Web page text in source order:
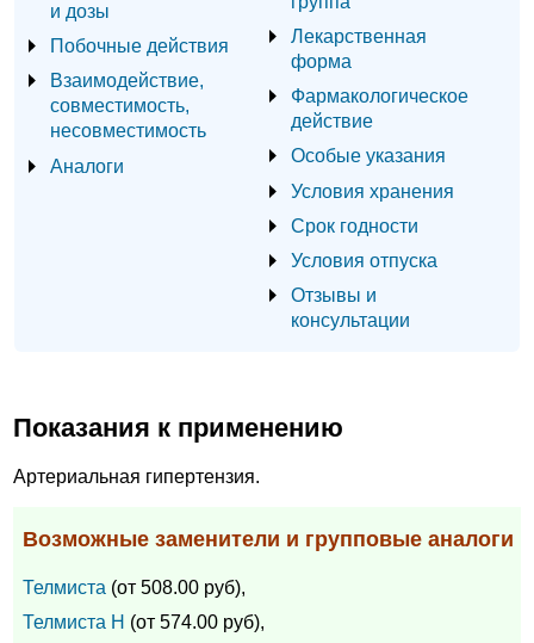
и дозы
Побочные действия
Взаимодействие,
совместимость,
несовместимость
Аналоги
Лекарственная
форма
Фармакологическое
действие
Особые указания
Условия хранения
Срок годности
Условия отпуска
Отзывы и
консультации
Показания к применению
Артериальная гипертензия.
Возможные заменители и групповые аналоги
Телмиста (от 508.00 руб),
Телмиста Н (от 574.00 руб),